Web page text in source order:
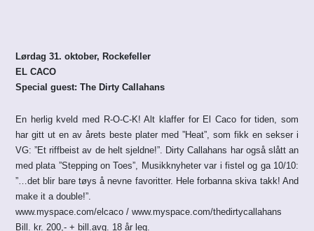
Lørdag 31. oktober, Rockefeller
EL CACO
Special guest: The Dirty Callahans
En herlig kveld med R-O-C-K! Alt klaffer for El Caco for tiden, som
har gitt ut en av årets beste plater med ”Heat”, som fikk en sekser i
VG: ”Et riffbeist av de helt sjeldne!”. Dirty Callahans har også slått an
med plata ”Stepping on Toes”, Musikknyheter var i fistel og ga 10/10:
”…det blir bare tøys å nevne favoritter. Hele forbanna skiva takk! And
make it a double!”.
www.myspace.com/elcaco / www.myspace.com/thedirtycallahans
Bill. kr. 200,- + bill.avg. 18 år leg.